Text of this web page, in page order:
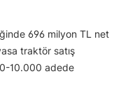
696 milyon TL net
traktör satış
10.000 adede